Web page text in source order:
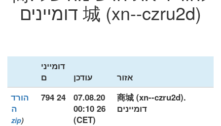
城 (xn--czru2d) דומיינים
אזור עודכן
דומייני
ם
.商城 (xn--czru2d)
דומיינים
07.08.20
26 00:10
(CET)
24 794
הורד
ה
(
zip